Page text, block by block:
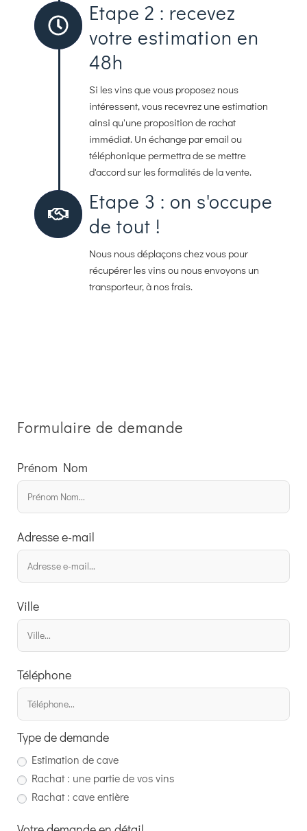
Etape 2 : recevez
votre estimation en
48h
Si les vins que vous proposez nous
intéressent, vous recevrez une estimation
ainsi qu'une proposition de rachat
immédiat. Un échange par email ou
téléphonique permettra de se mettre
d'accord sur les formalités de la vente.
Etape 3 : on s'occupe
de tout !
Nous nous déplaçons chez vous pour
récupérer les vins ou nous envoyons un
transporteur, à nos frais.
Formulaire de demande
Prénom Nom
Adresse e-mail
Ville
Téléphone
Type de demande
Estimation de cave
Rachat : une partie de vos vins
Rachat : cave entière